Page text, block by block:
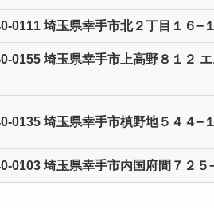
0111 埼玉県幸手市北２丁目１６−
0155 埼玉県幸手市上高野８１２
0135 埼玉県幸手市槙野地５４４−１
0103 埼玉県幸手市内国府間７２５